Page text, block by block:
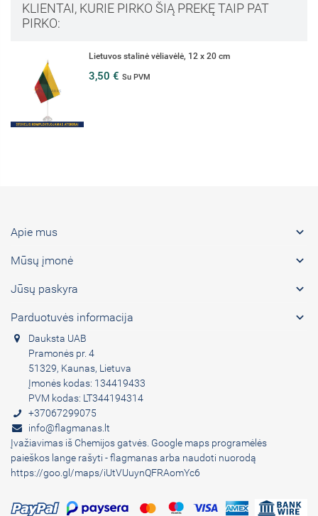
KLIENTAI, KURIE PIRKO ŠIĄ PREKĘ TAIP PAT
PIRKO:
Jungtinių Amerikos Valstijų stalinė
Apie mus 
Mūsų įmonė 
Jūsų paskyra 
Parduotuvės informacija 
Dauksta UAB
Pramonės pr. 4
51329, Kaunas, Lietuva
Įmonės kodas: 134419433
PVM kodas: LT344194314
+37067299075
info@flagmanas.lt
Įvažiavimas iš Chemijos gatvės. Google maps programėlės
paieškos lange rašyti - flagmanas arba naudoti nuorodą
https://goo.gl/maps/iUtVUuynQFRAomYc6